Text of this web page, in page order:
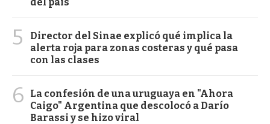
5
Director del Sinae explicó qué implica la
alerta roja para zonas costeras y qué pasa
con las clases
6
La confesión de una uruguaya en "Ahora
Caigo" Argentina que descolocó a Darío
Barassi y se hizo viral